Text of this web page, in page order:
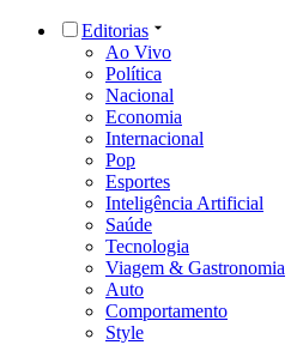
Editorias
Ao Vivo
Política
Nacional
Economia
Internacional
Pop
Esportes
Inteligência Artificial
Saúde
Tecnologia
Viagem & Gastronomia
Auto
Comportamento
Style